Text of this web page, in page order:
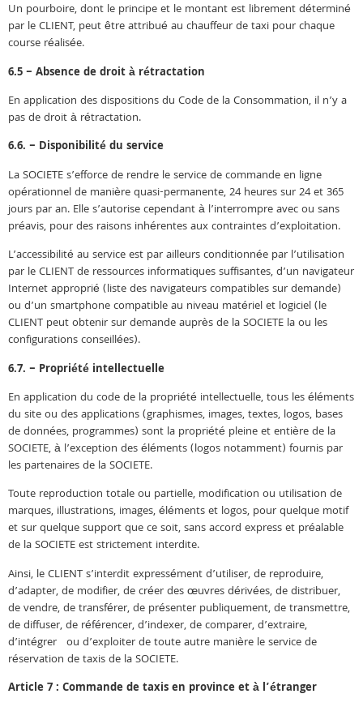
Un pourboire, dont le principe et le montant est librement déterminé
par le CLIENT, peut être attribué au chauffeur de taxi pour chaque
course réalisée.
6.5 – Absence de droit à rétractation
En application des dispositions du Code de la Consommation, il n’y a
pas de droit à rétractation.
6.6. – Disponibilité du service
La SOCIETE s’efforce de rendre le service de commande en ligne
opérationnel de manière quasi-permanente, 24 heures sur 24 et 365
jours par an. Elle s’autorise cependant à l’interrompre avec ou sans
préavis, pour des raisons inhérentes aux contraintes d’exploitation.
L’accessibilité au service est par ailleurs conditionnée par l’utilisation
par le CLIENT de ressources informatiques suffisantes, d’un navigateur
Internet approprié (liste des navigateurs compatibles sur demande)
ou d’un smartphone compatible au niveau matériel et logiciel (le
CLIENT peut obtenir sur demande auprès de la SOCIETE la ou les
configurations conseillées).
6.7. – Propriété intellectuelle
En application du code de la propriété intellectuelle, tous les éléments
du site ou des applications (graphismes, images, textes, logos, bases
de données, programmes) sont la propriété pleine et entière de la
SOCIETE, à l’exception des éléments (logos notamment) fournis par
les partenaires de la SOCIETE.
Toute reproduction totale ou partielle, modification ou utilisation de
marques, illustrations, images, éléments et logos, pour quelque motif
et sur quelque support que ce soit, sans accord express et préalable
de la SOCIETE est strictement interdite.
Ainsi, le CLIENT s’interdit expressément d’utiliser, de reproduire,
d’adapter, de modifier, de créer des œuvres dérivées, de distribuer,
de vendre, de transférer, de présenter publiquement, de transmettre,
de diffuser, de référencer, d’indexer, de comparer, d’extraire,
d’intégrer ou d’exploiter de toute autre manière le service de
réservation de taxis de la SOCIETE.
Article 7 : Commande de taxis en province et à l’étranger